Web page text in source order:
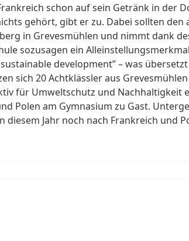
schon auf sein Getränk in der
gehört, gibt er zu. Dabei sollten
in Grevesmühlen und nimmt dank
sozusagen ein
development” – was übersetzt
sich 20 Achtklässler aus
für Umweltschutz und Nachhaltigkeit
Polen am Gymnasium zu Gast.
Jahr noch nach Frankreich und